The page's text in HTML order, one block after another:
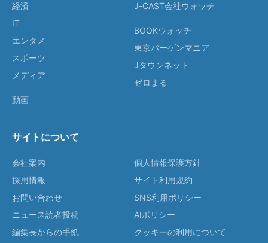
経済
IT
エンタメ
スポーツ
メディア
動画
J-CAST会社ウォッチ
BOOKウォッチ
東京バーゲンマニア
Jタウンネット
ゼロまる
サイトについて
会社案内
採用情報
お問い合わせ
ニュース読者投稿
編集長からの手紙
個人情報保護方針
サイト利用規約
SNS利用ポリシー
AIポリシー
クッキーの利用について